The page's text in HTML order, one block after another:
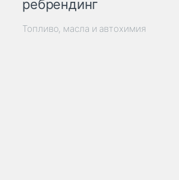
ребрендинг
Топливо, масла и автохимия